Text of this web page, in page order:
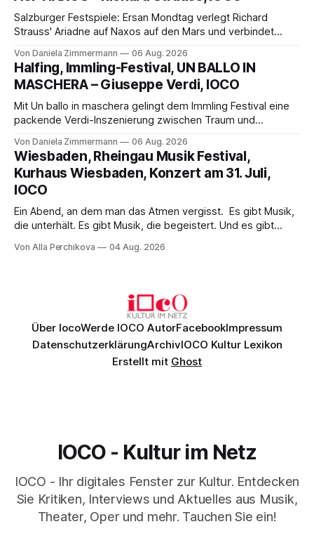
Salzburger Festspiele: Ersan Mondtag verlegt Richard
Strauss' Ariadne auf Naxos auf den Mars und verbindet
Aufführung mit starken Solisten und den Wiener
Philharmonikern, szenisch bleibt der zweite Akt jedoch
hinter den Erwartungen zurück.
Von Daniela Zimmermann 06 Aug. 2026
Halfing, Immling-Festival, UN BALLO IN
MASCHERA – Giuseppe Verdi, IOCO
Mit Un ballo in maschera gelingt dem Immling Festival eine
packende Verdi-Inszenierung zwischen Traum und
psychologische Tiefe mit starken Bildern, getragen von
einem spielfreudigen Ensemble und einer musikalisch
überzeugenden Gesamtleistung.
Von Daniela Zimmermann 06 Aug. 2026
Wiesbaden, Rheingau Musik Festival,
Kurhaus Wiesbaden, Konzert am 31. Juli,
IOCO
Ein Abend, an dem man das Atmen vergisst. Es gibt Musik,
die unterhält. Es gibt Musik, die begeistert. Und es gibt
Genau so war der Abend im Kurhaus Wiesbaden, an dem
Von Alla Perchikova 04 Aug. 2026
Über IocoWerde IOCO AutorFacebookImpressum
DatenschutzerklärungArchivIOCO Kultur Lexikon
Erstellt mit Ghost
IOCO - Kultur im Netz
IOCO - Ihr digitales Fenster zur Kultur. Entdecken
Sie Kritiken, Interviews und Aktuelles aus Musik,
Theater, Oper und mehr. Tauchen Sie ein!